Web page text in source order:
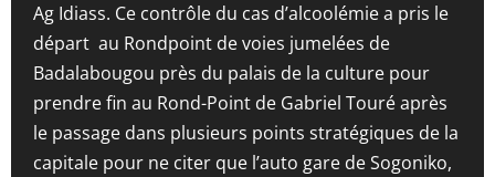
Ag Idiass. Ce contrôle du cas d’alcoolémie a pris le
départ au Rondpoint de voies jumelées de
Badalabougou près du palais de la culture pour
prendre fin au Rond-Point de Gabriel Touré après
le passage dans plusieurs points stratégiques de la
capitale pour ne citer que l’auto gare de Sogoniko,